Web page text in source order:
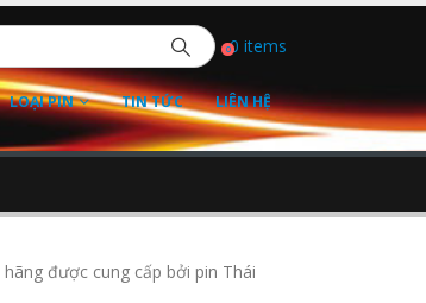
00 items
LOẠI PIN TIN TỨC LIÊN HỆ
được cung cấp bởi pin Thái